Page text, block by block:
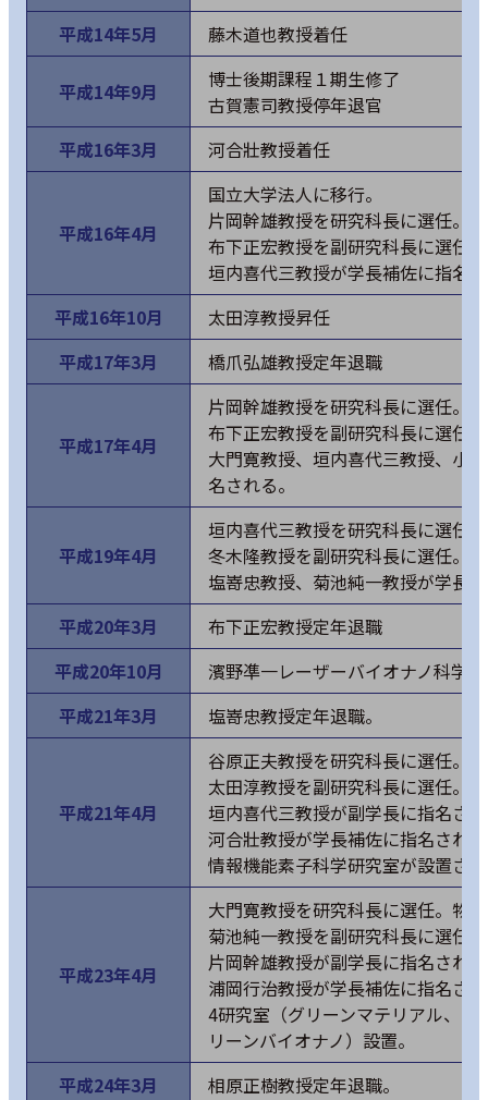
平成14年5月
藤木道也教授着任
平成14年9月
博士後期課程１期生修了
古賀憲司教授停年退官
平成16年3月
河合壯教授着任
平成16年4月
国立大学法人に移行。
片岡幹雄教授を研究科長に選任。
布下正宏教授を副研究科長に選任
垣内喜代三教授が学長補佐に指名
平成16年10月
太田淳教授昇任
平成17年3月
橋爪弘雄教授定年退職
平成17年4月
片岡幹雄教授を研究科長に選任。
布下正宏教授を副研究科長に選任
大門寛教授、垣内喜代三教授、小
名される。
平成19年4月
垣内喜代三教授を研究科長に選任。
冬木隆教授を副研究科長に選任。
塩嵜忠教授、菊池純一教授が学長
平成20年3月
布下正宏教授定年退職
平成20年10月
濱野凖一レーザーバイオナノ科学
平成21年3月
塩嵜忠教授定年退職。
平成21年4月
谷原正夫教授を研究科長に選任。
太田淳教授を副研究科長に選任。
垣内喜代三教授が副学長に指名さ
河合壯教授が学長補佐に指名され
情報機能素子科学研究室が設置さ
平成23年4月
大門寛教授を研究科長に選任。物
菊池純一教授を副研究科長に選任。
片岡幹雄教授が副学長に指名され
浦岡行治教授が学長補佐に指名さ
4研究室（グリーンマテリアル、
リーンバイオナノ）設置。
平成24年3月
相原正樹教授定年退職。